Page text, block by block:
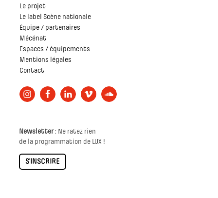
Le projet
Le label Scène nationale
Équipe / partenaires
Mécénat
Espaces / équipements
Mentions légales
Contact
Newsletter: Ne ratez rien
de la programmation de LUX !
S'INSCRIRE